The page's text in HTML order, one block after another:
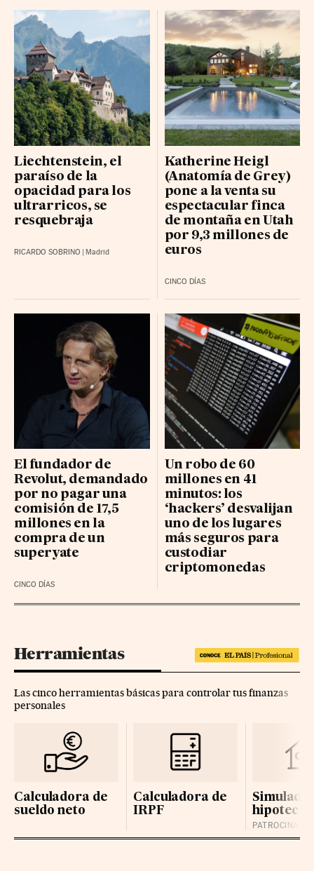
Liechtenstein, el
paraíso de la
opacidad para los
ultrarricos, se
resquebraja
RICARDO SOBRINO | Madrid
Katherine Heigl
(Anatomía de Grey)
pone a la venta su
espectacular finca
de montaña en Utah
por 9,3 millones de
euros
CINCO DÍAS
El fundador de
Revolut, demandado
por no pagar una
comisión de 17,5
millones en la
compra de un
superyate
CINCO DÍAS
Un robo de 60
millones en 41
minutos: los
‘hackers’ desvalijan
uno de los lugares
más seguros para
custodiar
criptomonedas
Herramientas
Las cinco herramientas básicas para controlar tus finanzas
personales
Calculadora de
sueldo neto
Calculadora de
IRPF
hipotecas